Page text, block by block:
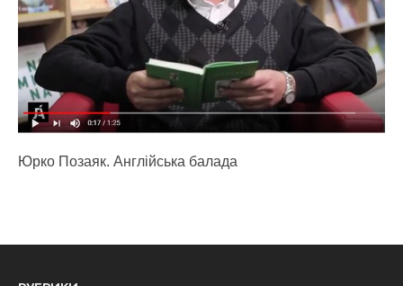
Юрко Позаяк. Англійська балада